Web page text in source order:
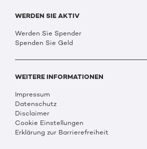
WERDEN SIE AKTIV
Werden Sie Spender
Spenden Sie Geld
WEITERE INFORMATIONEN
Impressum
Datenschutz
Disclaimer
Cookie Einstellungen
Erklärung zur Barrierefreiheit